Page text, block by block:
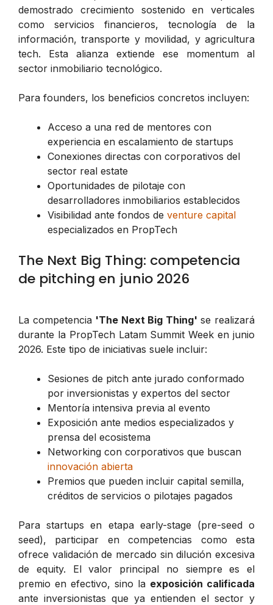
demostrado crecimiento sostenido en verticales
como servicios financieros, tecnología de la
información, transporte y movilidad, y agricultura
tech. Esta alianza extiende ese momentum al
sector inmobiliario tecnológico.
Para founders, los beneficios concretos incluyen:
Acceso a una red de mentores con
experiencia en escalamiento de startups
Conexiones directas con corporativos del
sector real estate
Oportunidades de pilotaje con
desarrolladores inmobiliarios establecidos
Visibilidad ante fondos de venture capital
especializados en PropTech
The Next Big Thing: competencia
de pitching en junio 2026
La competencia 'The Next Big Thing' se realizará
durante la PropTech Latam Summit Week en junio
2026. Este tipo de iniciativas suele incluir:
Sesiones de pitch ante jurado conformado
por inversionistas y expertos del sector
Mentoría intensiva previa al evento
Exposición ante medios especializados y
prensa del ecosistema
Networking con corporativos que buscan
innovación abierta
Premios que pueden incluir capital semilla,
créditos de servicios o pilotajes pagados
Para startups en etapa early-stage (pre-seed o
seed), participar en competencias como esta
ofrece validación de mercado sin dilución excesiva
de equity. El valor principal no siempre es el
premio en efectivo, sino la exposición calificada
ante inversionistas que ya entienden el sector y